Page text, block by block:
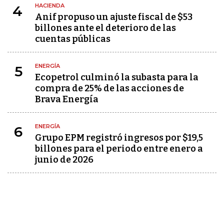
4 HACIENDA
Anif propuso un ajuste fiscal de $53
billones ante el deterioro de las
cuentas públicas
5 ENERGÍA
Ecopetrol culminó la subasta para la
compra de 25% de las acciones de
Brava Energía
6 ENERGÍA
Grupo EPM registró ingresos por $19,5
billones para el periodo entre enero a
junio de 2026